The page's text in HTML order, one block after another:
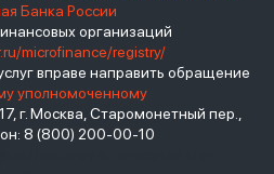
Банка России
организаций
microfinance/registry/
вправе направить обращение
уполномоченному
г. Москва, Старомонетный пер.,
8 (800) 200-00-10
viruchay.ru">выручай</a> -